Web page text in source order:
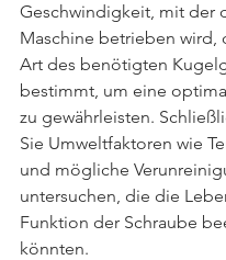
Geschwindigkeit, mit der
Maschine betrieben wird,
Art des benötigten
bestimmt, um eine
zu gewährleisten.
Sie Umweltfaktoren wie
und mögliche
untersuchen, die die
Funktion der Schraube
könnten.